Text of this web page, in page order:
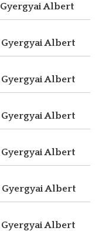
Gyergyai Albert
Gyergyai Albert
Gyergyai Albert
Gyergyai Albert
Gyergyai Albert
Gyergyai Albert
Gyergyai Albert